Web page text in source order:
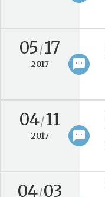
sms
05/17
2017 keyboard_arrow_right
sms
04/11
2017 keyboard_arrow_right
04/03